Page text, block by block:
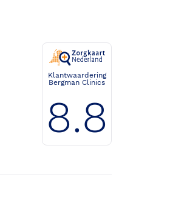
Klantwaardering
Bergman Clinics
8.8